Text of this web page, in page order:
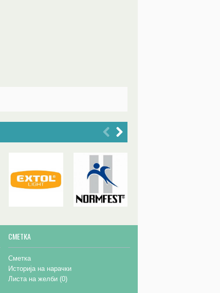
СМЕТКА
Сметка
Историја на нарачки
Листа на желби (0)